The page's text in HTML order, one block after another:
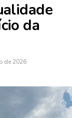
da
de 2026